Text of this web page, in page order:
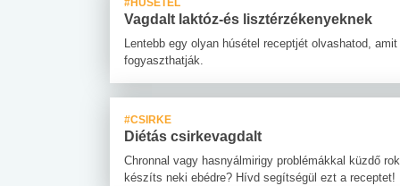
Vagdalt laktóz-és lisztérzékenyeknek
Lentebb egy olyan húsétel receptjét olvashatod,
fogyaszthatják.
#CSIRKE
Diétás csirkevagdalt
Chronnal vagy hasnyálmirigy problémákkal küzdő
készíts neki ebédre? Hívd segítségül ezt a receptet!